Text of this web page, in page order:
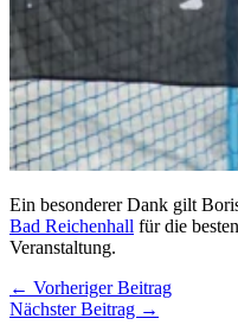
Ein besonderer Dank gilt
Bad Reichenhall für die
Veranstaltung.
← Vorheriger Beitrag
Nächster Beitrag →